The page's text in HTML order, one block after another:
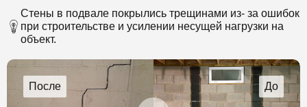
Стены в подвале покрылись трещинами из- за ошибок
при строительстве и усилении несущей нагрузки на
объект.